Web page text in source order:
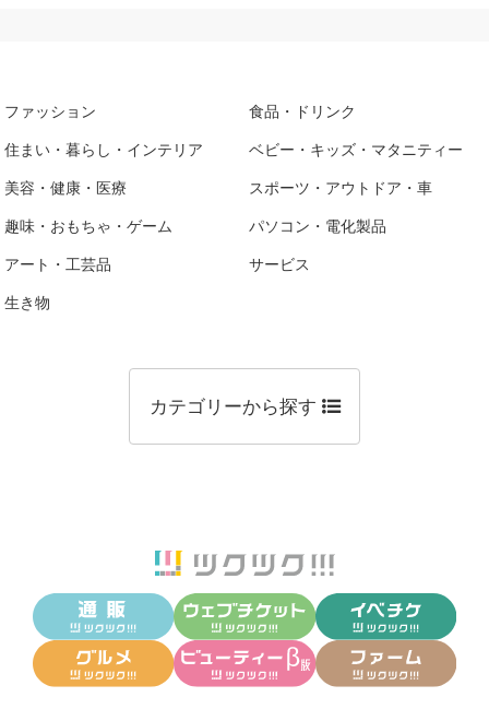
ファッション 食品・ドリンク
住まい・暮らし・インテリア ベビー・キッズ・マタニティー
美容・健康・医療 スポーツ・アウトドア・車
趣味・おもちゃ・ゲーム パソコン・電化製品
アート・工芸品 サービス
生き物
カテゴリーから探す